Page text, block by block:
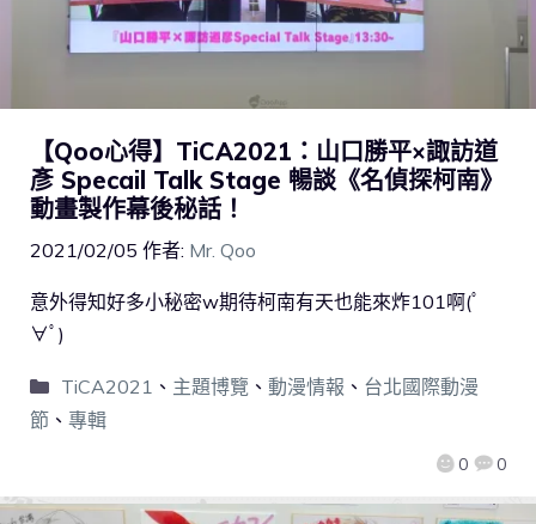
【Qoo心得】TiCA2021：山口勝平×諏訪道
彥 Specail Talk Stage 暢談《名偵探柯南》
動畫製作幕後秘話！
2021/02/05 作者: Mr. Qoo
0 0
意外得知好多小秘密w期待柯南有天也能來炸101啊(ﾟ
∀ﾟ)
TiCA2021 、 主題博覽 、 動漫情報 、 台北國際動漫
節 、 專輯